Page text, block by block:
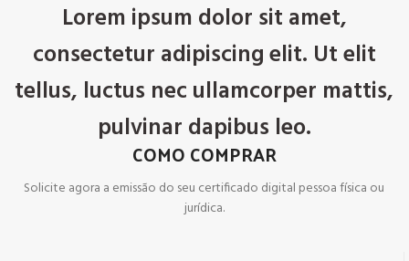
Lorem ipsum dolor sit amet,
consectetur adipiscing elit. Ut elit
tellus, luctus nec ullamcorper mattis,
pulvinar dapibus leo.
COMO COMPRAR
Solicite agora a emissão do seu certificado digital pessoa física ou
jurídica.